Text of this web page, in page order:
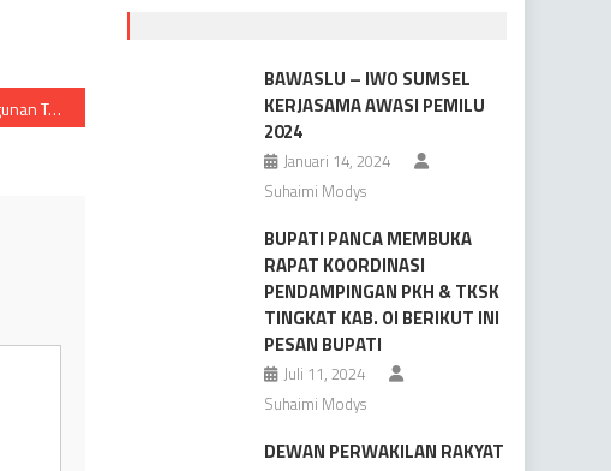
Wujudkan Pembangunan Tepat Sasaran, Abusari Turun ke Dapil
BAWASLU – IWO SUMSEL
KERJASAMA AWASI PEMILU
2024
Januari 14, 2024
Suhaimi Modys
BUPATI PANCA MEMBUKA
RAPAT KOORDINASI
PENDAMPINGAN PKH & TKSK
TINGKAT KAB. OI BERIKUT INI
PESAN BUPATI
Juli 11, 2024
Suhaimi Modys
DEWAN PERWAKILAN RAKYAT